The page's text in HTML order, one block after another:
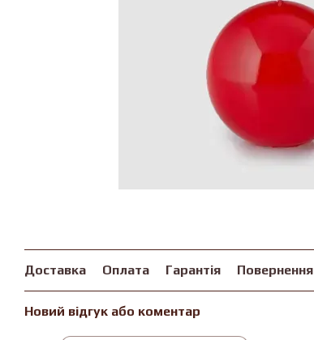
Доставка Оплата Гарантія Повернення
Новий відгук або коментар